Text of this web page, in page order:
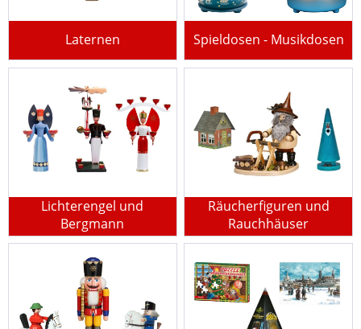
Laternen Spieldosen - Musikdosen
Lichterengel und
Bergmann
Räucherfiguren und
Rauchhäuser